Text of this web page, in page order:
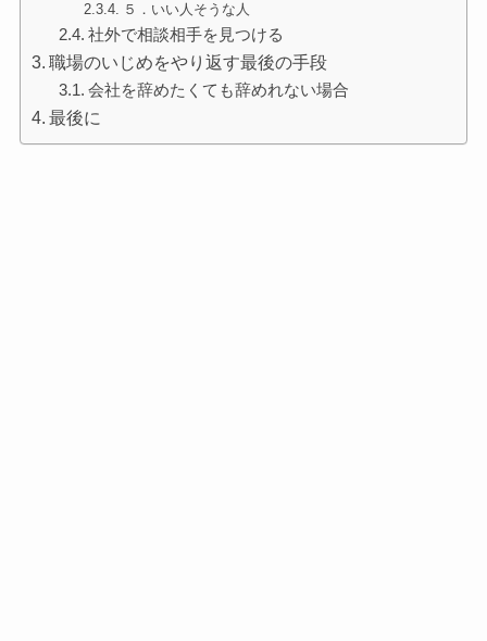
５．いい人そうな人
社外で相談相手を見つける
職場のいじめをやり返す最後の手段
会社を辞めたくても辞めれない場合
最後に